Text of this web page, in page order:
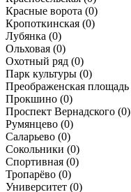
Красные ворота (0)
Кропоткинская (0)
Лубянка (0)
Ольховая (0)
Охотный ряд (0)
Парк культуры (0)
Преображенская площадь
Прокшино (0)
Проспект Вернадского (0)
Румянцево (0)
Саларьево (0)
Сокольники (0)
Спортивная (0)
Тропарёво (0)
Университет (0)